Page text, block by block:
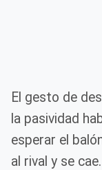
El gesto de
la pasividad
esperar el
al rival y se cae.